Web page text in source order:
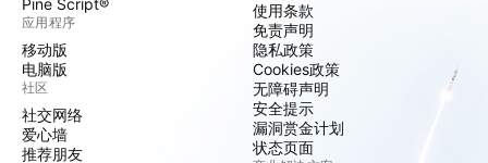
Pine Script®
应用程序
移动版
电脑版
社区
社交网络
爱心墙
推荐朋友
使用条款
免责声明
隐私政策
Cookies政策
无障碍声明
安全提示
漏洞赏金计划
状态页面